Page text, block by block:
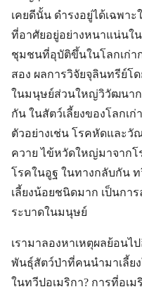
เคยดีนั้น ดำรงอยู่ได้เฉพา
ที่อาศัยอยู่อย่างหนาแน่นใ
ชุมชนที่อุบัติขึ้นในโลกเก่
สอง ผลการวิจัยจุลินทรีย์โ
ในมนุษย์ส่วนใหญ่วิวัฒนาก
กัน ในสัตว์เลี้ยงของโลกเ
ตัวอย่างเช่น โรคหัดและ
ควาย ไข้หวัดใหญ่มาจาก
โรคในอูฐ ในทางกลับกัน
เลี้ยงน้อยชนิดมาก เป็นกา
ระบาดในมนุษย์
เรามาลองหาเหตุผลย้อนไ
พันธุ์สัตว์ป่าที่คนนำมาเลี้ยง
ในทวีปอเมริกา? การที่อเ